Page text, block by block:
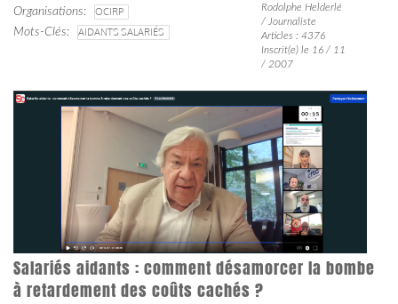
Organisations
OCIRP
Mots-Clés
AIDANTS SALARIÉS
Rodolphe Helderlé
/ Journaliste
Articles : 4376
Inscrit(e) le 16 / 11
/ 2007
Salariés aidants : comment désamorcer la bombe
à retardement des coûts cachés ?